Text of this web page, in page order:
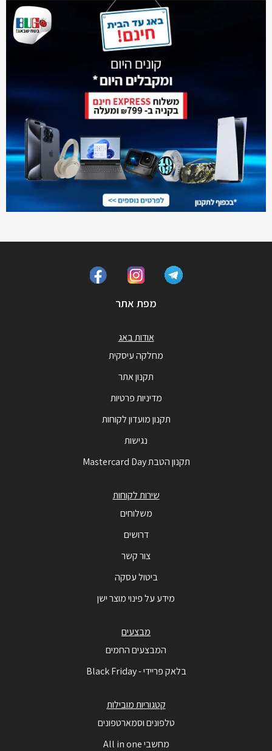
מפת אתר
אודות באג
מחלקה עיסקית
תקנון אתר
מדיניות פרטיות
תקנון מועדון לקוחות
נגישות
תקנון הטבת Mastercard Day
שירות לקוחות
משלוחים
דרושים
צור קשר
ביטול עסקה
מידע על פינוי מוצר ישן
מבצעים
המבצעים החמים
בלאק פריידי - Black Friday
קטגוריות מובילות
טלפונים וסמארטפונים
מחשבי All in one